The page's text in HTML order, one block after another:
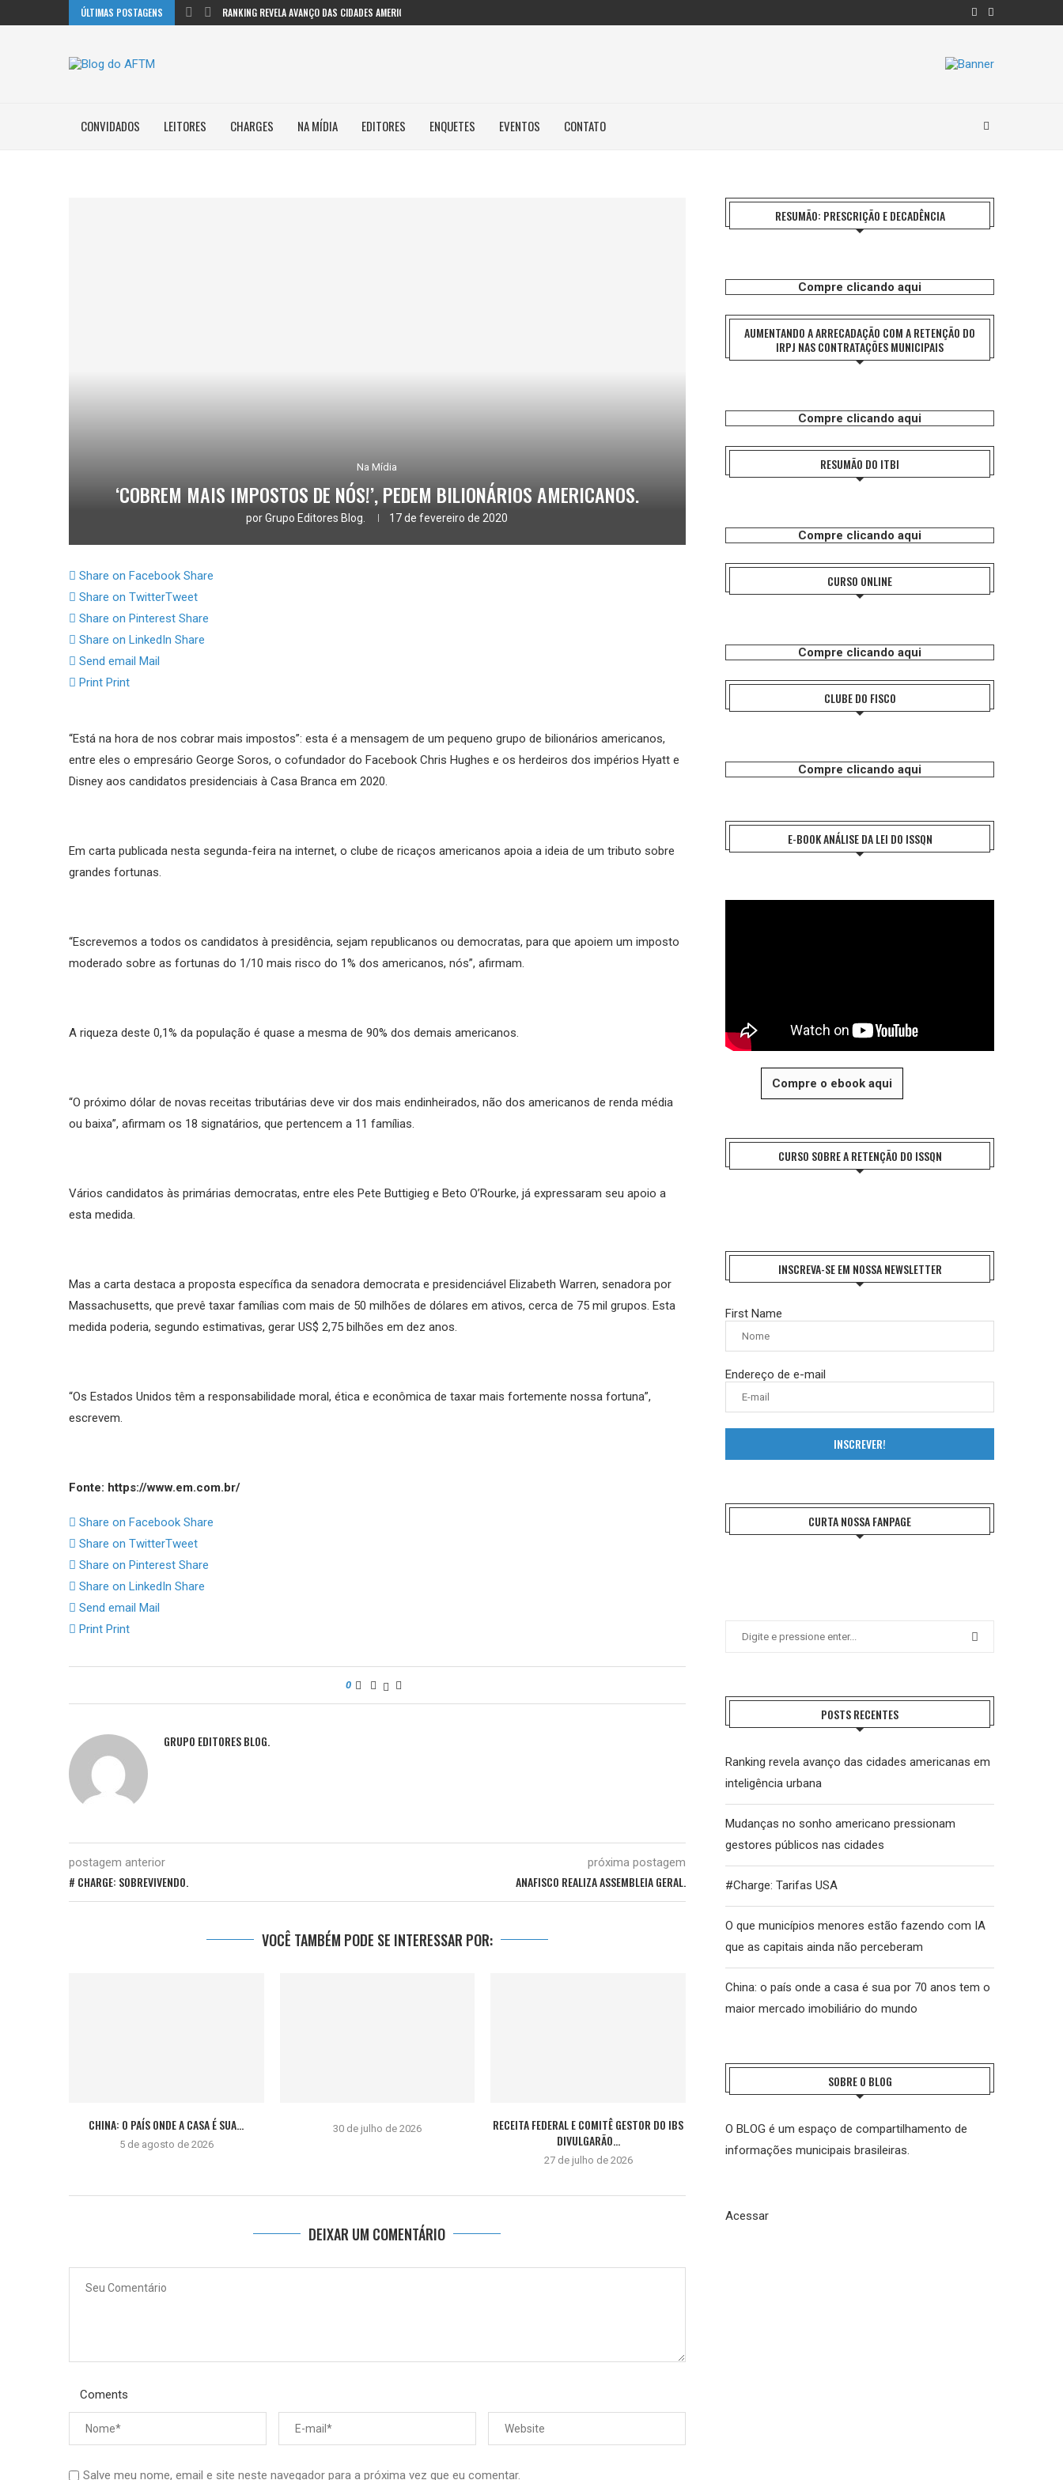
ÚLTIMAS POSTAGENS RANKING REVELA AVANÇO DAS CIDADES AMERICANAS EM INTELIGÊNCIA...
CONVIDADOS LEITORES CHARGES NA MÍDIA EDITORES ENQUETES EVENTOS CONTATO
Na Mídia
‘COBREM MAIS IMPOSTOS DE NÓS!’, PEDEM BILIONÁRIOS AMERICANOS.
porGrupo Editores Blog. 17 de fevereiro de 2020
Share on Facebook Share
Share on TwitterTweet
Share on Pinterest Share
Share on LinkedIn Share
Send email Mail
Print Print
“Está na hora de nos cobrar mais impostos”: esta é a mensagem de um pequeno grupo de bilionários americanos,
entre eles o empresário George Soros, o cofundador do Facebook Chris Hughes e os herdeiros dos impérios Hyatt e
Disney aos candidatos presidenciais à Casa Branca em 2020.
Em carta publicada nesta segunda-feira na internet, o clube de ricaços americanos apoia a ideia de um tributo sobre
grandes fortunas.
“Escrevemos a todos os candidatos à presidência, sejam republicanos ou democratas, para que apoiem um imposto
moderado sobre as fortunas do 1/10 mais risco do 1% dos americanos, nós”, afirmam.
A riqueza deste 0,1% da população é quase a mesma de 90% dos demais americanos.
“O próximo dólar de novas receitas tributárias deve vir dos mais endinheirados, não dos americanos de renda média
ou baixa”, afirmam os 18 signatários, que pertencem a 11 famílias.
Vários candidatos às primárias democratas, entre eles Pete Buttigieg e Beto O’Rourke, já expressaram seu apoio a
esta medida.
Mas a carta destaca a proposta específica da senadora democrata e presidenciável Elizabeth Warren, senadora por
Massachusetts, que prevê taxar famílias com mais de 50 milhões de dólares em ativos, cerca de 75 mil grupos. Esta
medida poderia, segundo estimativas, gerar US$ 2,75 bilhões em dez anos.
“Os Estados Unidos têm a responsabilidade moral, ética e econômica de taxar mais fortemente nossa fortuna”,
escrevem.
Fonte: https://www.em.com.br/
Share on Facebook Share
Share on TwitterTweet
Share on Pinterest Share
Share on LinkedIn Share
Send email Mail
Print Print
0
GRUPO EDITORES BLOG.
postagem anterior
# CHARGE: SOBREVIVENDO.
próxima postagem
ANAFISCO REALIZA ASSEMBLEIA GERAL.
VOCÊ TAMBÉM PODE SE INTERESSAR POR:
CHINA: O PAÍS ONDE A CASA É SUA...
5 de agosto de 2026
30 de julho de 2026
RECEITA FEDERAL E COMITÊ GESTOR DO IBS
DIVULGARÃO...
27 de julho de 2026
DEIXAR UM COMENTÁRIO
Coments
Salve meu nome, email e site neste navegador para a próxima vez que eu comentar.
RESUMÃO: PRESCRIÇÃO E DECADÊNCIA
Compre clicando aqui
AUMENTANDO A ARRECADAÇÃO COM A RETENÇÃO DO
IRPJ NAS CONTRATAÇÕES MUNICIPAIS
Compre clicando aqui
RESUMÃO DO ITBI
Compre clicando aqui
CURSO ONLINE
Compre clicando aqui
CLUBE DO FISCO
Compre clicando aqui
E-BOOK ANÁLISE DA LEI DO ISSQN
Compre o ebook aqui
CURSO SOBRE A RETENÇÃO DO ISSQN
INSCREVA-SE EM NOSSA NEWSLETTER
First Name
Endereço de e-mail
INSCREVER!
CURTA NOSSA FANPAGE
POSTS RECENTES
Ranking revela avanço das cidades americanas em
inteligência urbana
Mudanças no sonho americano pressionam
gestores públicos nas cidades
#Charge: Tarifas USA
O que municípios menores estão fazendo com IA
que as capitais ainda não perceberam
China: o país onde a casa é sua por 70 anos tem o
maior mercado imobiliário do mundo
SOBRE O BLOG
O BLOG é um espaço de compartilhamento de
informações municipais brasileiras.
Acessar